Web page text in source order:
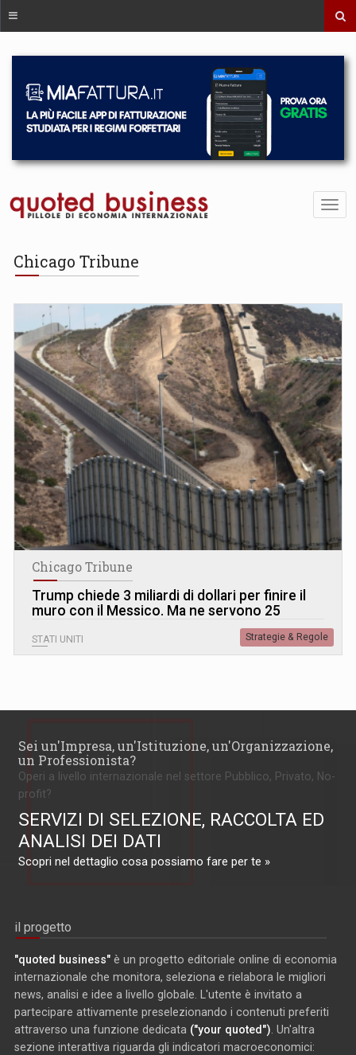
Chicago Tribune
Chicago Tribune
Trump chiede 3 miliardi di dollari per finire il
muro con il Messico. Ma ne servono 25
STATI UNITI Strategie & Regole
Sei un'Impresa, un'Istituzione, un'Organizzazione,
un Professionista?
Operi a livello internazionale nel settore Pubblico, Privato, No-
profit?
SERVIZI DI SELEZIONE, RACCOLTA ED
ANALISI DEI DATI
Scopri nel dettaglio cosa possiamo fare per te »
il progetto
"quoted business" è un progetto editoriale online di economia
internazionale che monitora, seleziona e rielabora le migliori
news, analisi e idee a livello globale. L'utente è invitato a
partecipare attivamente preselezionando i contenuti preferiti
attraverso una funzione dedicata ("your quoted") . Un'altra
sezione interattiva riguarda gli indicatori macroeconomici: